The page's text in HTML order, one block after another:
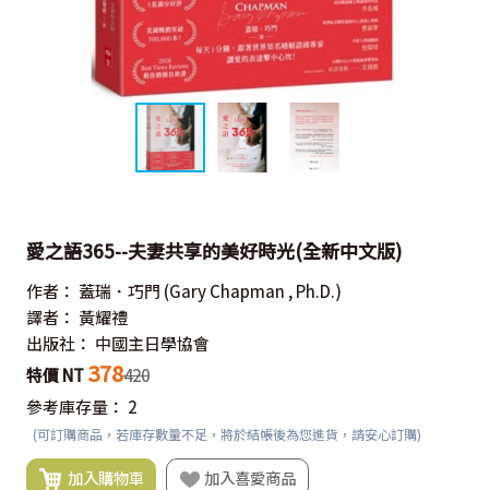
愛之語365--夫妻共享的美好時光(全新中文版)
作者： 蓋瑞．巧門 (Gary Chapman , Ph.D.)
譯者： 黃耀禮
出版社： 中國主日學協會
特價 NT 378420
參考庫存量： 2
(可訂購商品，若庫存數量不足，將於結帳後為您進貨，請安心訂購)
加入購物車 加入喜愛商品